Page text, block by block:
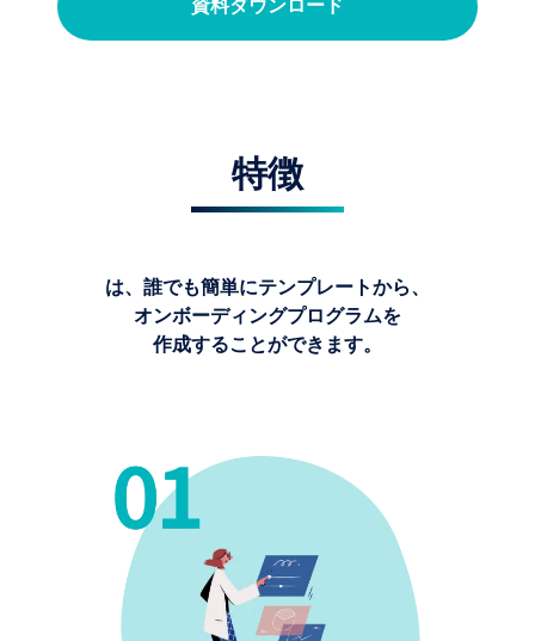
資料ダウンロード
特徴
Omboは、誰でも簡単にテンプレートから、
オンボーディングプログラムを
作成することができます。